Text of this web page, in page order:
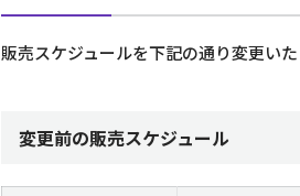
販売スケジュールを下記の通り変更いた
変更前の販売スケジュール